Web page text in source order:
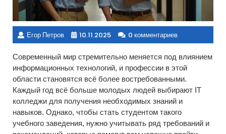
Егор Петров 10.11.2025 0 комментариев
Современный мир стремительно меняется под влиянием
информационных технологий, и профессии в этой
области становятся всё более востребованными.
Каждый год всё больше молодых людей выбирают IT
колледжи для получения необходимых знаний и
навыков. Однако, чтобы стать студентом такого
учебного заведения, нужно учитывать ряд требований и